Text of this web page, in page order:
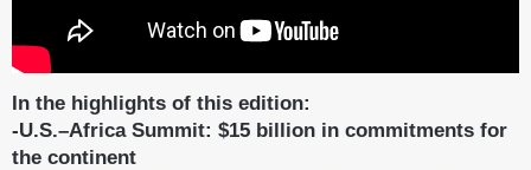
In the highlights of this edition:
-U.S.–Africa Summit: $15 billion in commitments for
the continent